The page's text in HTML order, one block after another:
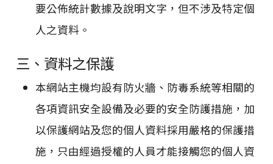
要公佈統計數據及說明文字，但不涉及特定個
人之資料。
三、資料之保護
本網站主機均設有防火牆、防毒系統等相關的
各項資訊安全設備及必要的安全防護措施，加
以保護網站及您的個人資料採用嚴格的保護措
施，只由經過授權的人員才能接觸您的個人資